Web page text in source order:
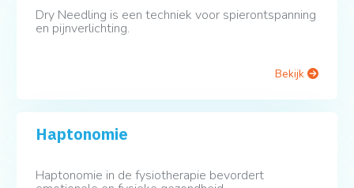
Dry Needling is een techniek voor spierontspanning
en pijnverlichting.
Bekijk
Haptonomie
Haptonomie in de fysiotherapie bevordert